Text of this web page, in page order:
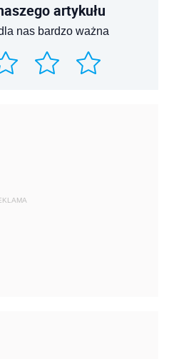
artykułu
nas bardzo ważna